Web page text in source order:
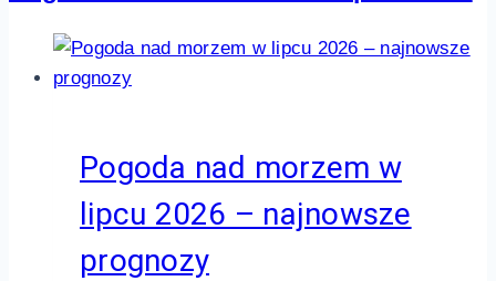
Pogoda nad morzem w
lipcu 2026 – najnowsze
prognozy